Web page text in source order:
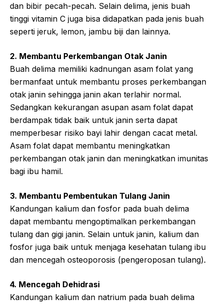
dan bibir pecah-pecah. Selain delima, jenis buah
tinggi vitamin C juga bisa didapatkan pada jenis buah
seperti jeruk, lemon, jambu biji dan lainnya.
2. Membantu Perkembangan Otak Janin
Buah delima memiliki kadnungan asam folat yang
bermanfaat untuk membantu proses perkembangan
otak janin sehingga janin akan terlahir normal.
Sedangkan kekurangan asupan asam folat dapat
berdampak tidak baik untuk janin serta dapat
memperbesar risiko bayi lahir dengan cacat metal.
Asam folat dapat membantu meningkatkan
perkembangan otak janin dan meningkatkan imunitas
bagi ibu hamil.
3. Membantu Pembentukan Tulang Janin
Kandungan kalium dan fosfor pada buah delima
dapat membantu mengoptimalkan perkembangan
tulang dan gigi janin. Selain untuk janin, kalium dan
fosfor juga baik untuk menjaga kesehatan tulang ibu
dan mencegah osteoporosis (pengeroposan tulang).
4. Mencegah Dehidrasi
Kandungan kalium dan natrium pada buah delima